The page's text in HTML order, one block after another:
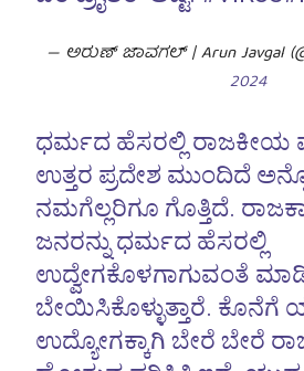
— ಅರುಣ್ ಜಾವಗಲ್ | Arun Javgal
2024
ಧರ್ಮದ ಹೆಸರಲ್ಲಿ ರಾಜಕೀಯ
ಉತ್ತರ ಪ್ರದೇಶ ಮುಂದಿದೆ
ನಮಗೆಲ್ಲರಿಗೂ ಗೊತ್ತಿದೆ.
ಜನರನ್ನು ಧರ್ಮದ ಹೆಸರಲ್ಲಿ
ಉದ್ವೇಗಕೊಳಗಾಗುವಂತೆ
ಬೇಯಿಸಿಕೊಳ್ಳುತ್ತಾರೆ. ಕೊನೆಗೆ
ಉದ್ಯೋಗಕ್ಕಾಗಿ ಬೇರೆ ಬೇರೆ